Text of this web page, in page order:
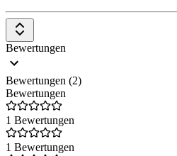
Bewertungen
Bewertungen (2)
Bewertungen
1 Bewertungen
1 Bewertungen